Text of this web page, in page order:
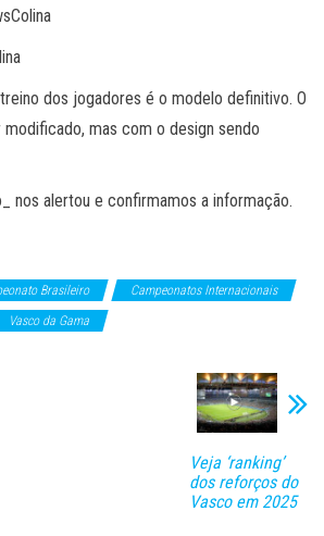
dos jogadores é o modelo definitivo. O
mas com o design sendo
nos alertou e confirmamos a informação.
Brasileiro
Campeonatos Internacionais
Vasco da Gama
Veja ‘ranking’
dos reforços do
Vasco em 2025